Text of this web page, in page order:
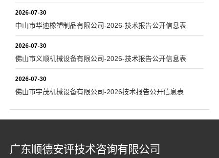
2026-07-30
中山市华迪橡塑制品有限公司-2026-技术报告公开信息表
2026-07-30
佛山市义顺机械设备有限公司-2026-技术报告公开信息表
2026-07-30
佛山市宇茂机械设备有限公司-2026技术报告公开信息表
广东顺德安评技术咨询有限公司